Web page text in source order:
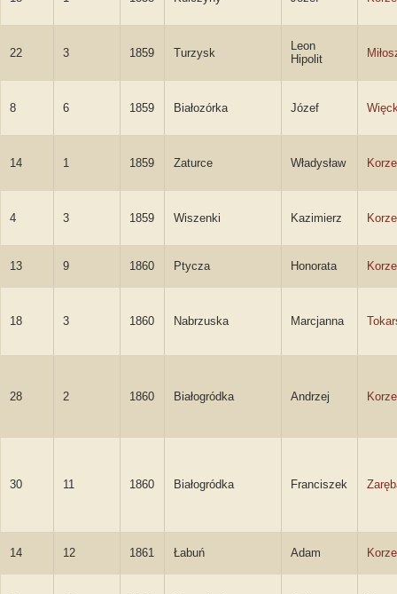
22 3 1859 Turzysk
Leon
Hipolit
8 6 1859 Białozórka Józef
14 1 1859 Zaturce Władysław
4 3 1859 Wiszenki Kazimierz
13 9 1860 Ptycza Honorata
18 3 1860 Nabrzuska Marcjanna
28 2 1860 Białogródka Andrzej
30 11 1860 Białogródka Franciszek
14 12 1861 Łabuń Adam